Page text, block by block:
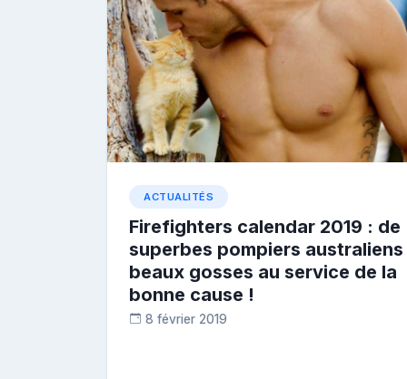
ACTUALITÉS
Firefighters calendar 2019 : de
superbes pompiers australiens
beaux gosses au service de la
bonne cause !
8 février 2019